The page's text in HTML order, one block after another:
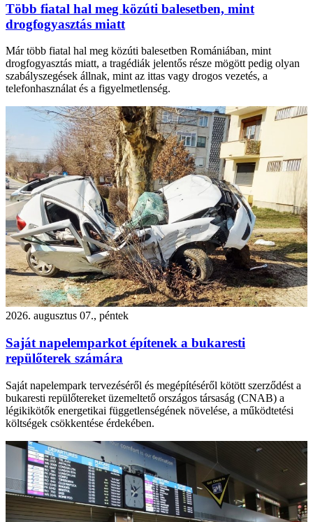
Több fiatal hal meg közúti balesetben, mint
drogfogyasztás miatt
Már több fiatal hal meg közúti balesetben Romániában, mint
drogfogyasztás miatt, a tragédiák jelentős része mögött pedig olyan
szabályszegések állnak, mint az ittas vagy drogos vezetés, a
telefonhasználat és a figyelmetlenség.
2026. augusztus 07., péntek
Saját napelemparkot építenek a bukaresti
repülőterek számára
Saját napelempark tervezéséről és megépítéséről kötött szerződést a
bukaresti repülőtereket üzemeltető országos társaság (CNAB) a
légikikötők energetikai függetlenségének növelése, a működtetési
költségek csökkentése érdekében.